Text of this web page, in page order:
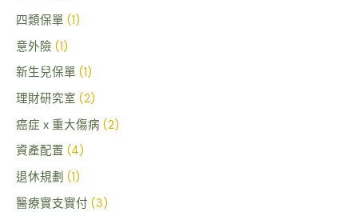
四類保單 (1)
意外險 (1)
新生兒保單 (1)
理財研究室 (2)
癌症 x 重大傷病 (2)
資產配置 (4)
退休規劃 (1)
醫療實支實付 (3)